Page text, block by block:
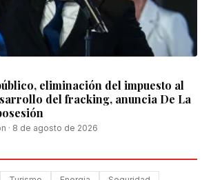
eliminación del impuesto al
del fracking, anuncia De La
· 8 de agosto de 2026